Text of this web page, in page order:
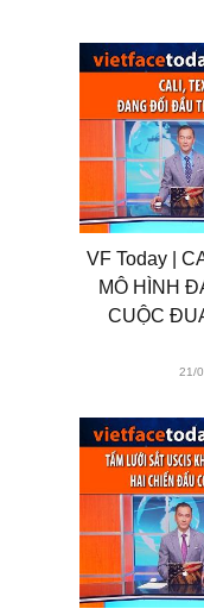
VF Today |
MÔ HÌNH
CUỘC
21/